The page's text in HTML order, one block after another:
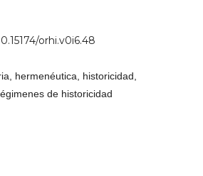
orhi.v0i6.48
hermenéutica, historicidad,
de historicidad